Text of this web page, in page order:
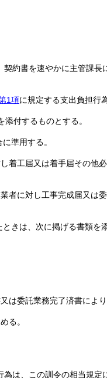
約書を速やかに主管課長
1項に規定する支出負担行
付するものとする。
準用する。
着工届又は着手届その他
者に対し工事完成届又は
きは、次に掲げる書類を
委託業務完了済書によ
る。
は、この訓令の相当規定